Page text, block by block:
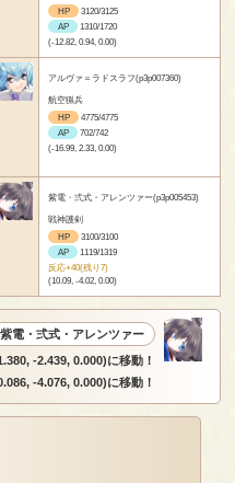
HP
3120/3125
AP
1310/1720
(-12.82, 0.94, 0.00)
アルヴァ＝ラドスラフ(p3p007360)
航空猟兵
HP
4775/4775
AP
702/742
(-16.99, 2.33, 0.00)
紫電・弍式・アレンツァー(p3p005453)
戦神護剣
HP
3100/3100
AP
1119/1319
反応+40(残り7)
(10.09, -4.02, 0.00)
紫電・弍式・アレンツァー
-2.439, 0.000)に移動！
-4.076, 0.000)に移動！